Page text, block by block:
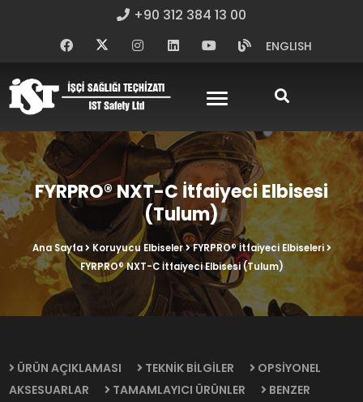
+90 312 384 13 00
ENGLISH
FYRPRO® NXT-C İtfaiyeci Elbisesi
(Tulum)
Ana Sayfa Koruyucu Elbiseler
FYRPRO® İtfaiyeci Elbiseleri
FYRPRO® NXT-C İtfaiyeci Elbisesi (Tulum)
ÜRÜN AÇIKLAMASI TEKNİK BİLGİLER
OPSİYONEL
AKSESUARLAR
TAMAMLAYICI ÜRÜNLER
BENZER